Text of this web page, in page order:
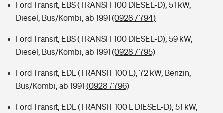
Ford Transit, EBS (TRANSIT 100 DIESEL-D), 51 kW,
Diesel, Bus/Kombi, ab 1991 (0928 / 794)
Ford Transit, EBS (TRANSIT 100 DIESEL-D), 59 kW,
Diesel, Bus/Kombi, ab 1991 (0928 / 795)
Ford Transit, EDL (TRANSIT 100 L), 72 kW, Benzin,
Bus/Kombi, ab 1991 (0928 / 796)
Ford Transit, EDL (TRANSIT 100 L DIESEL-D), 51 kW,